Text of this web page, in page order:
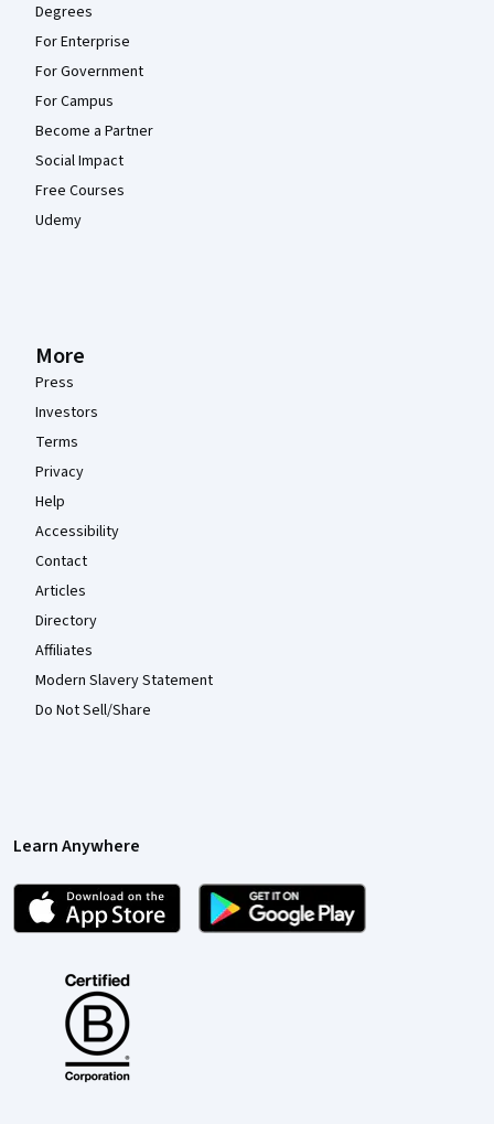
Degrees
For Enterprise
For Government
For Campus
Become a Partner
Social Impact
Free Courses
Udemy
More
Press
Investors
Terms
Privacy
Help
Accessibility
Contact
Articles
Directory
Affiliates
Modern Slavery Statement
Do Not Sell/Share
Learn Anywhere